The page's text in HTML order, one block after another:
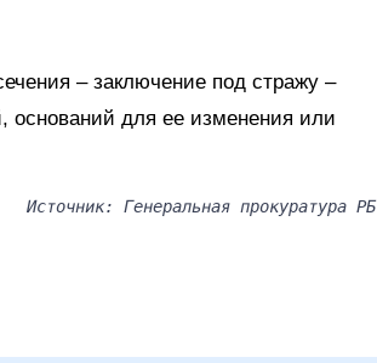
– заключение под стражу –
оснований для ее изменения или
Источник: Генеральная прокуратура РБ